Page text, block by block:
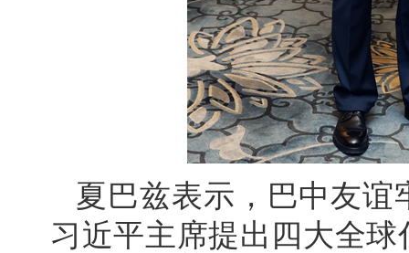
夏巴兹表示，巴中友
习近平主席提出四大全